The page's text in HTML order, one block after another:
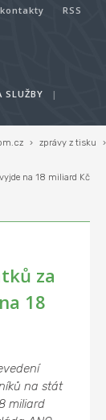
kontakty RSS
SLUŽBY
|
› zprávy z tisku ›
na 18 miliard Kč
za
18
na stát
miliard